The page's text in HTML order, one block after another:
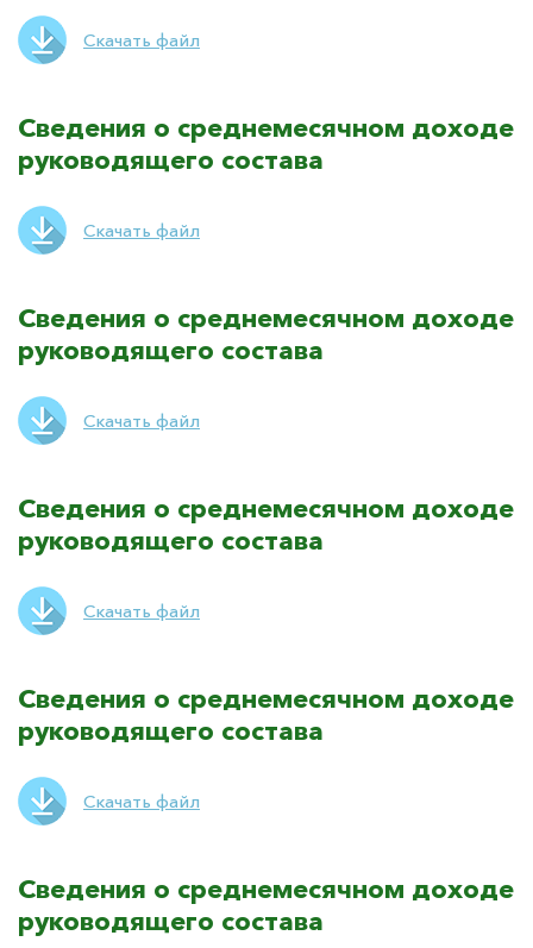
Скачать файл
Сведения о среднемесячном доходе
руководящего состава
Скачать файл
Сведения о среднемесячном доходе
руководящего состава
Скачать файл
Сведения о среднемесячном доходе
руководящего состава
Скачать файл
Сведения о среднемесячном доходе
руководящего состава
Скачать файл
Сведения о среднемесячном доходе
руководящего состава